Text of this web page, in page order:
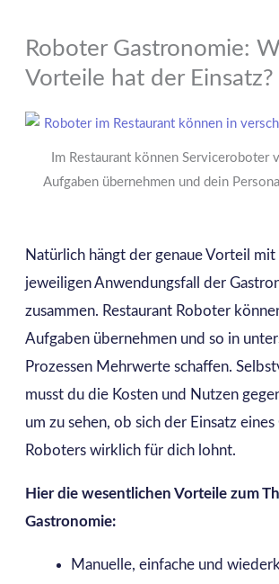
Roboter Gastronomie:
Vorteile hat der Einsatz?
Im Restaurant können Serviceroboter
Aufgaben übernehmen und dein
Natürlich hängt der genaue Vorteil mit
jeweiligen Anwendungsfall der
zusammen. Restaurant Roboter
Aufgaben übernehmen und so in
Prozessen Mehrwerte schaffen.
musst du die Kosten und Nutzen
um zu sehen, ob sich der Einsatz
Roboters wirklich für dich lohnt.
Hier die wesentlichen Vorteile zum
Gastronomie:
Manuelle, einfache und